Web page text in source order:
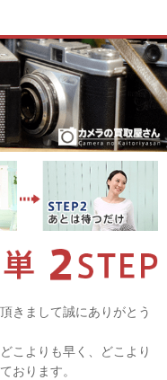
きまして誠にありがとう
こよりも早く、どこより
おります。